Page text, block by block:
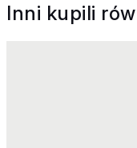
Inni kupili